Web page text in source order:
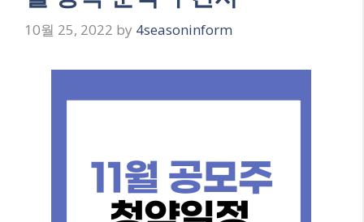
10월 25, 2022 by 4seasoninform